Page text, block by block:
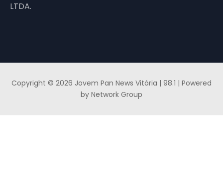
LTDA.
Copyright © 2026 Jovem Pan News Vitória | 98.1 | Powered
by Network Group